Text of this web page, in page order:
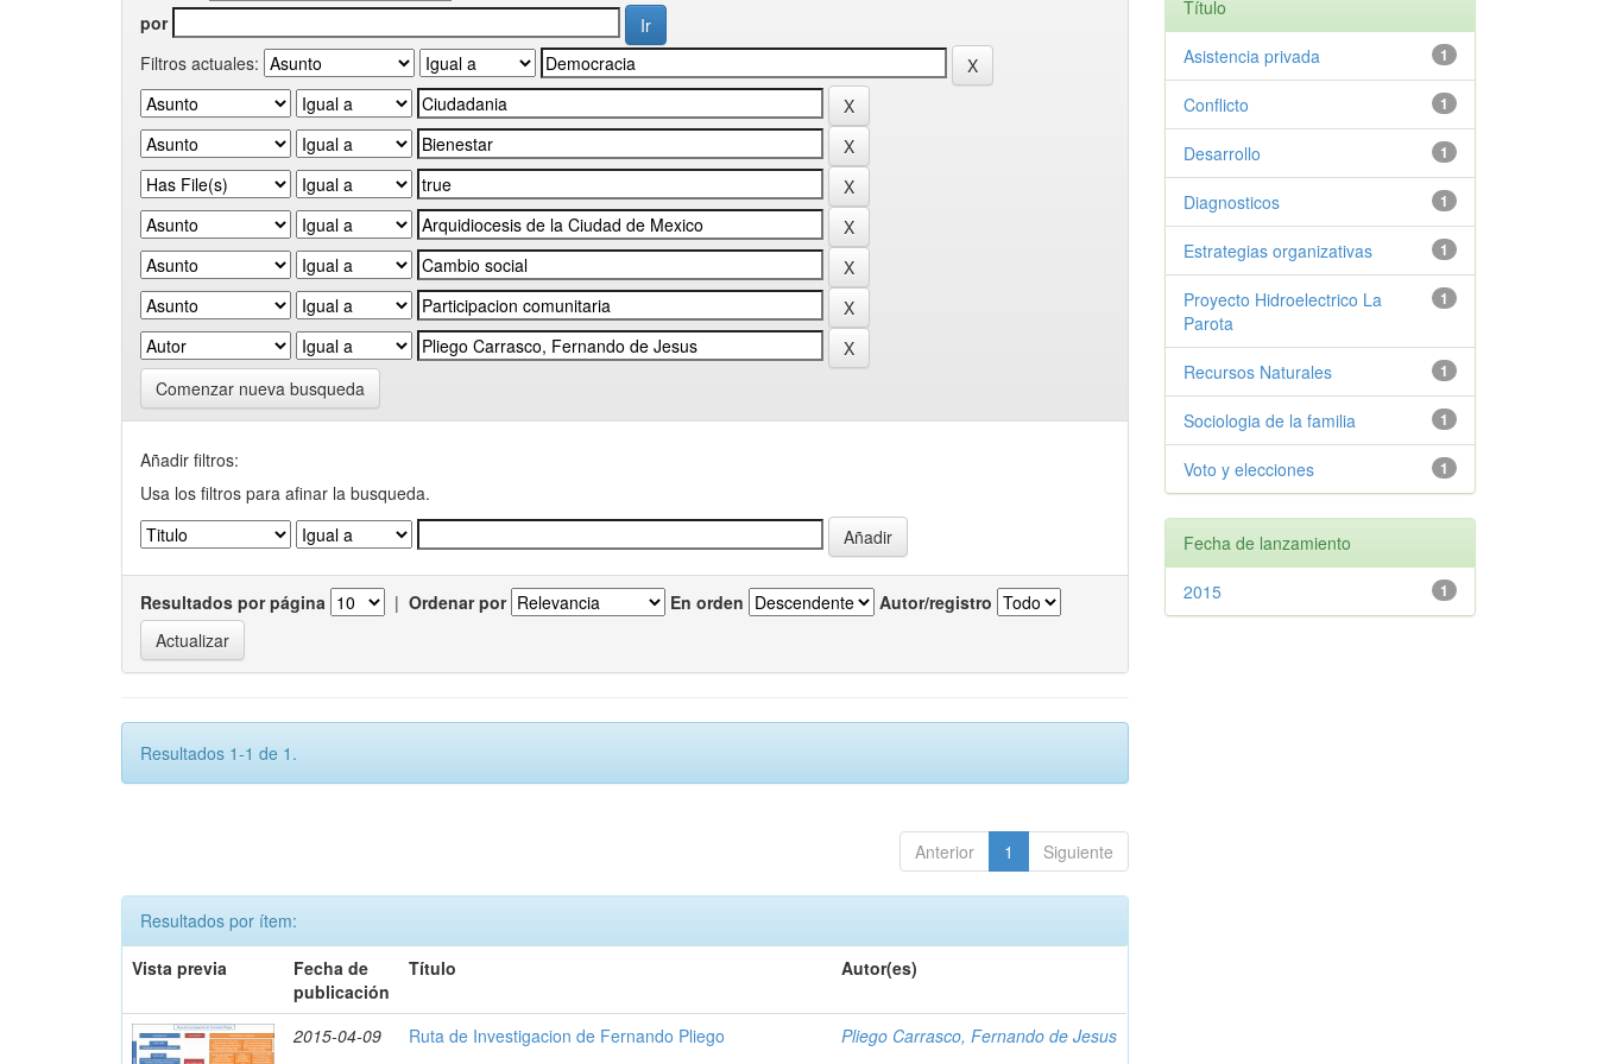
por
Filtros actuales:
Comenzar nueva busqueda
Añadir filtros:
Usa los filtros para afinar la busqueda.
Resultados por página | Ordenar por En orden Autor/registro
Resultados 1-1 de 1.
Anterior 1 Siguiente
Resultados por ítem:
Vista previa
Fecha de
publicación
Título Autor(es)
2015-04-09 Ruta de Investigacion de Fernando Pliego Pliego Carrasco, Fernando de Jesus
Título
1
Asistencia privada
1
Conflicto
1
Desarrollo
1
Diagnosticos
1
Estrategias organizativas
1
Proyecto Hidroelectrico La
Parota
1
Recursos Naturales
1
Sociologia de la familia
1
Voto y elecciones
Fecha de lanzamiento
1
2015